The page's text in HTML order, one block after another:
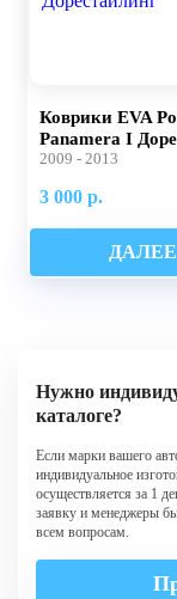
Коврики EVA
Panamera I
2009 - 2013
3 000 р.
ДАЛЕЕ
Нужно
каталоге?
Если марки вашего
индивидуальное
осуществляется за 1
заявку и менеджеры
всем вопросам.